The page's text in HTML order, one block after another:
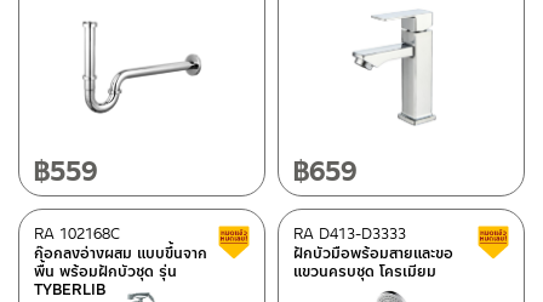
฿559 ฿659
ก๊อกลงอ่างผสม แบบขึ้นจาก
พื้น พร้อมฝักบัวชุด รุ่น
TYBERLIB
RA 102168C สินค้าลดราคา เคลียร์สต็อก
ฝักบัวมือพร้อมสายและขอ
แขวนครบชุด โครเมียม
RA D413-D3333